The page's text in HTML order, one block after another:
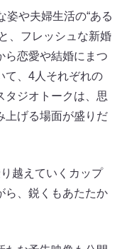
や夫婦生活の“ある
、フレッシュな新婚
ら恋愛や結婚にまつ
て、4人それぞれの
タジオトークは、思
上げる場面が盛りだ
越えていくカップ
ら、鋭くもあたたか